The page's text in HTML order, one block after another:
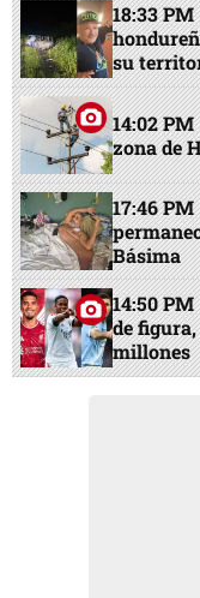
18:33 PM
su
14:02 PM
zona de
17:46 PM
Básima
14:50 PM
de
millones